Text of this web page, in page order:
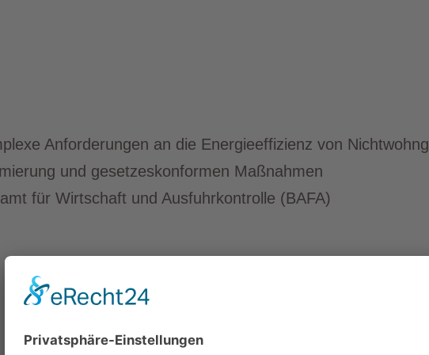
Anforderungen an die Energieeffizienz von
und gesetzeskonformen Maßnahmen
für Wirtschaft und Ausfuhrkontrolle (BAFA)